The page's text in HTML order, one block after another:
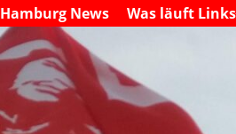
Hamburg News Was läuft